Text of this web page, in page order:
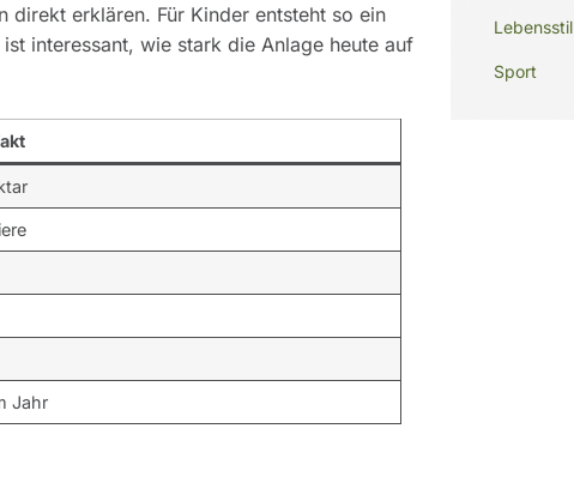
direkt erklären. Für Kinder entsteht so ein
interessant, wie stark die Anlage heute auf
Jahr
Lebensstil
Sport